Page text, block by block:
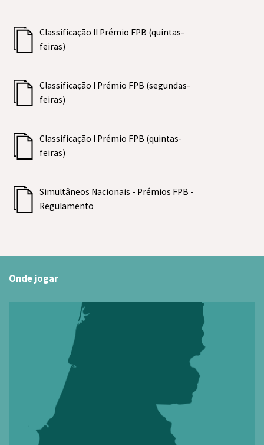
Classificação II Prémio FPB (quintas-
feiras)
Classificação I Prémio FPB (segundas-
feiras)
Classificação I Prémio FPB (quintas-
feiras)
Simultâneos Nacionais - Prémios FPB -
Regulamento
Onde jogar